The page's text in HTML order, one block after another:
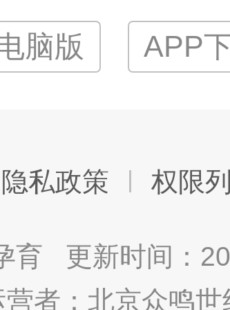
脑版 APP
隐私政策 权限
育 更新时间：
者：北京众鸣世